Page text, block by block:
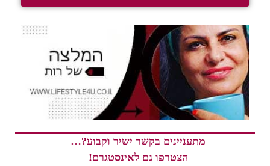
מתעניינים בקשר ישיר וקבוע?…
הצטרפו גם לאינסטגרם!